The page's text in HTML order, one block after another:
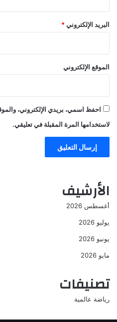
البريد الإلكتروني *
الموقع الإلكتروني
احفظ اسمي، بريدي الإلكتروني،
لاستخدامها المرة المقبلة في تعليقي.
الأرشيف
أغسطس 2026
يوليو 2026
يونيو 2026
مايو 2026
تصنيفات
رياضة عالمية